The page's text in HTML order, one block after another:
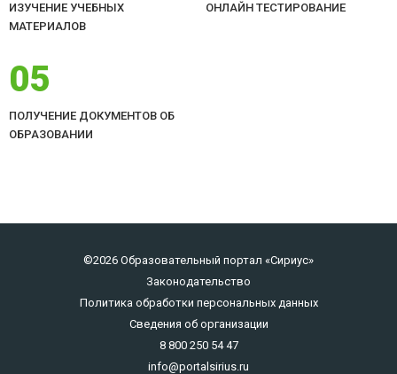
ИЗУЧЕНИЕ УЧЕБНЫХ
МАТЕРИАЛОВ
ОНЛАЙН ТЕСТИРОВАНИЕ
05
ПОЛУЧЕНИЕ ДОКУМЕНТОВ ОБ
ОБРАЗОВАНИИ
©2026 Образовательный портал «Сириус»
Законодательство
Политика обработки персональных данных
Сведения об организации
8 800 250 54 47
info@portalsirius.ru